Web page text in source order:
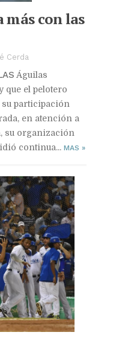
más con las
Cerda
Águilas
que el pelotero
participación
en atención a
su organización
continua... MAS »